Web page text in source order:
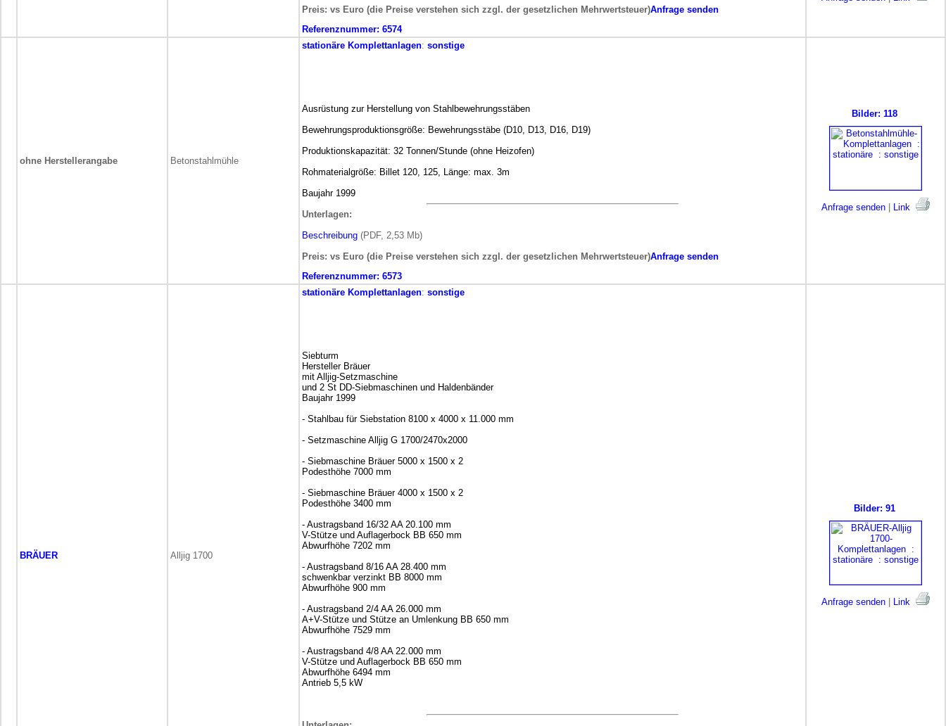
Preis: vs Euro (die Preise verstehen sich zzgl. der gesetzlichen Mehrwertsteuer)Anfrage senden
Referenznummer: 6574
ohne Herstellerangabe Betonstahlmühle
stationäre Komplettanlagen: sonstige
Ausrüstung zur Herstellung von Stahlbewehrungsstäben
Bewehrungsproduktionsgröße: Bewehrungsstäbe (D10, D13, D16, D19)
Produktionskapazität: 32 Tonnen/Stunde (ohne Heizofen)
Rohmaterialgröße: Billet 120, 125, Länge: max. 3m
Baujahr 1999
Unterlagen:
Beschreibung (PDF, 2,53 Mb)
Preis: vs Euro (die Preise verstehen sich zzgl. der gesetzlichen Mehrwertsteuer)Anfrage senden
Referenznummer: 6573
Bilder: 118
Anfrage senden Link
BRÄUER Alljig 1700
stationäre Komplettanlagen: sonstige
Siebturm
Hersteller Bräuer
mit Alljig-Setzmaschine
und 2 St DD-Siebmaschinen und Haldenbänder
Baujahr 1999
- Stahlbau für Siebstation 8100 x 4000 x 11.000 mm
- Setzmaschine Alljig G 1700/2470x2000
- Siebmaschine Bräuer 5000 x 1500 x 2
Podesthöhe 7000 mm
- Siebmaschine Bräuer 4000 x 1500 x 2
Podesthöhe 3400 mm
- Austragsband 16/32 AA 20.100 mm
V-Stütze und Auflagerbock BB 650 mm
Abwurfhöhe 7202 mm
- Austragsband 8/16 AA 28.400 mm
schwenkbar verzinkt BB 8000 mm
Abwurfhöhe 900 mm
- Austragsband 2/4 AA 26.000 mm
A+V-Stütze und Stütze an Umlenkung BB 650 mm
Abwurfhöhe 7529 mm
- Austragsband 4/8 AA 22.000 mm
V-Stütze und Auflagerbock BB 650 mm
Abwurfhöhe 6494 mm
Antrieb 5,5 kW
Bilder: 91
Anfrage senden Link